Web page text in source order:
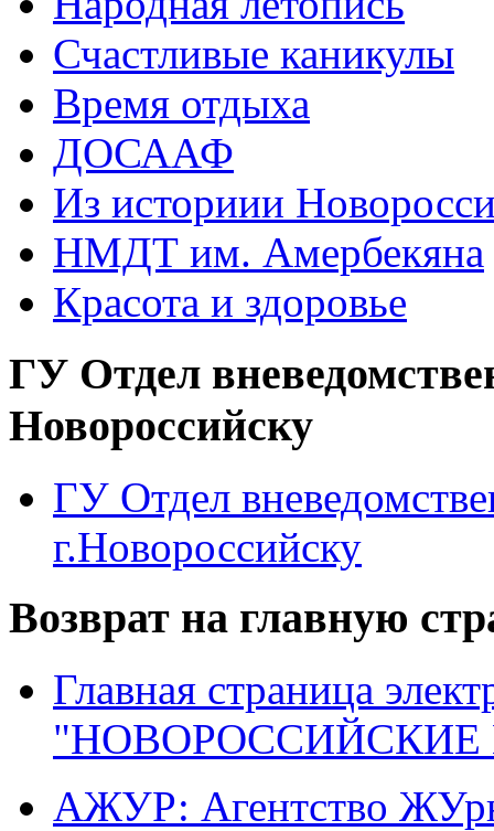
Счастливые каникулы
Время отдыха
ДОСААФ
Из историии
НМДТ им. Амербекяна
Красота и здоровье
ГУ Отдел
Новороссийску
ГУ Отдел
г.Новороссийску
Возврат на главную
Главная страница
"НОВОРОССИЙСКИЕ
АЖУР: Агентство